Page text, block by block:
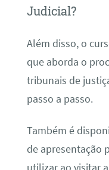
Judicial?
Além disso, o
que aborda o
tribunais de
passo a passo.
Também é
de apresentação